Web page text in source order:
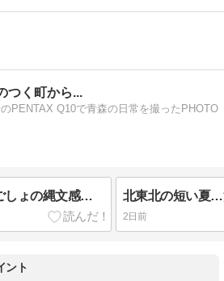
つく町から...
PENTAX Q10で青森の日常を撮ったPHOTO
世界遺産登録5周年！ごしょの縄文感謝祭に行ってきました♪ 北東北の短い夏
2日前
ント